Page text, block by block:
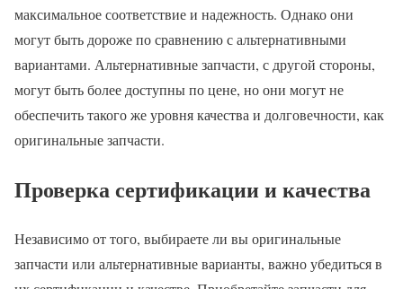
максимальное соответствие и надежность. Однако они
могут быть дороже по сравнению с альтернативными
вариантами. Альтернативные запчасти, с другой стороны,
могут быть более доступны по цене, но они могут не
обеспечить такого же уровня качества и долговечности, как
оригинальные запчасти.
Проверка сертификации и качества
Независимо от того, выбираете ли вы оригинальные
запчасти или альтернативные варианты, важно убедиться в